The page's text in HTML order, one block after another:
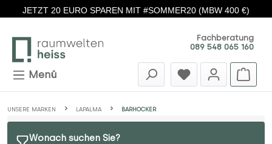
Zum Hauptinhalt springen
JETZT 20 EURO SPAREN MIT #SOMMER20 (MBW 400 €)
Fachberatung
089 548 065 160
Menü
UNSERE MARKEN LAPALMA BARHOCKER
Wonach suchen Sie?